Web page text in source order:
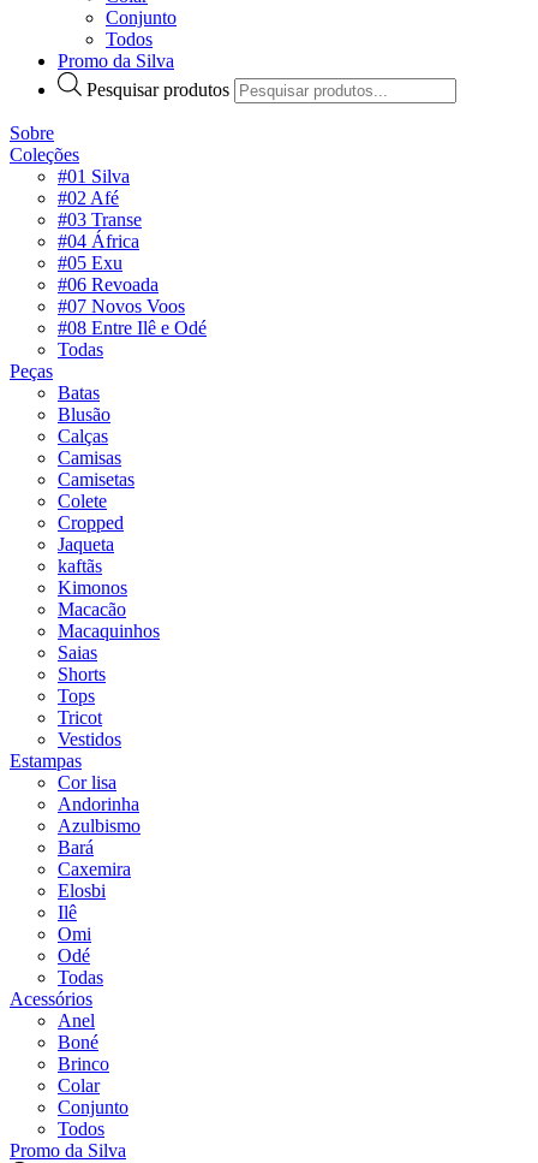
Conjunto
Todos
Promo da Silva
Pesquisar produtos
Sobre
Coleções
#01 Silva
#02 Afé
#03 Transe
#04 África
#05 Exu
#06 Revoada
#07 Novos Voos
#08 Entre Ilê e Odé
Todas
Peças
Batas
Blusão
Calças
Camisas
Camisetas
Colete
Cropped
Jaqueta
kaftãs
Kimonos
Macacão
Macaquinhos
Saias
Shorts
Tops
Tricot
Vestidos
Estampas
Cor lisa
Andorinha
Azulbismo
Bará
Caxemira
Elosbi
Ilê
Omi
Odé
Todas
Acessórios
Anel
Boné
Brinco
Colar
Conjunto
Todos
Promo da Silva